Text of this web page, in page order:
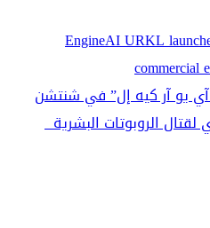
EngineAI URKL
commercial
يو آر كيه إل” في شنتشن
لقتال الروبوتات البشرية